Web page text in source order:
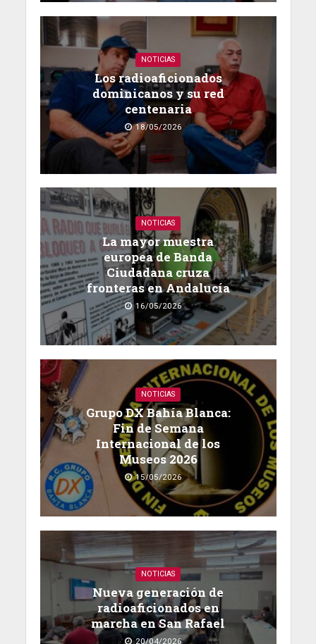
NOTICIAS
Los radioaficionados
dominicanos y su red
centenaria
18/05/2026
NOTICIAS
La mayor muestra
europea de Banda
Ciudadana cruza
fronteras en Andalucía
16/05/2026
NOTICIAS
Grupo DX Bahía Blanca:
Fin de Semana
Internacional de los
Museos 2026
15/05/2026
NOTICIAS
Nueva generación de
radioaficionados en
marcha en San Rafael
20/04/2026